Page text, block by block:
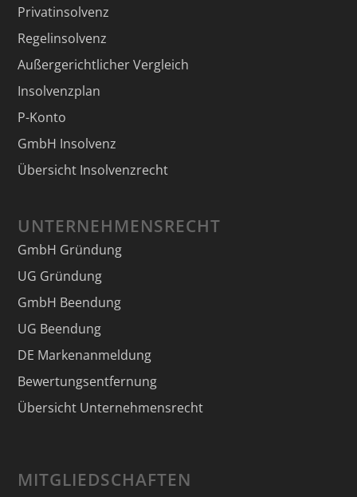
Privatinsolvenz
Regelinsolvenz
Außergerichtlicher Vergleich
Insolvenzplan
P-Konto
GmbH Insolvenz
Übersicht Insolvenzrecht
UNTERNEHMENSRECHT
GmbH Gründung
UG Gründung
GmbH Beendung
UG Beendung
DE Markenanmeldung
Bewertungsentfernung
Übersicht Unternehmensrecht
MITGLIEDSCHAFTEN